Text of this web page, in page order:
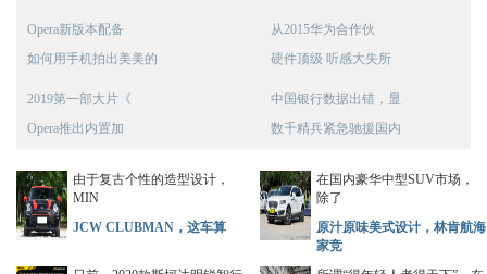
Opera新版本配备
如何用手机拍出美美的
从2015华为合作伙
硬件顶级 听感大失所
2019第一部大片《
Opera推出内置加
中国银行数据出错，显
数千精兵紧急驰援国内
由于复古个性的造型设计，
MIN
JCW CLUBMAN，这车算
在国内豪华中型SUV市场，
除了
原汁原味美式设计，林肯航海
家竞